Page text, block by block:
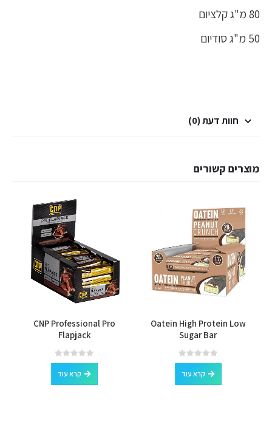
80 מ"ג קלציום
50 מ"ג סודיום
חוות דעת (0)
מוצרים קשורים
Oatein High Protein Low
Sugar Bar
0
out of 5
קרא עוד
CNP Professional Pro
Flapjack
0
out of 5
קרא עוד